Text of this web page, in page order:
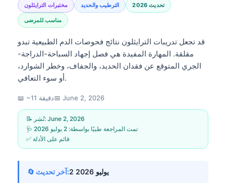
مختبرات الترايثلون الترطيب والحديد تحديث 2026
مناسب للمرضى
قد تجعل تدريبات الترايثلون نتائج فحوصات الدم الطبيعية تبدو
مقلقة. المهارة المفيدة هي فصل إجهاد السباحة-الدراجة-
الجري المتوقع عن فقدان الحديد، والجفاف، وخطر الشوارد،
أو سوء التعافي.
📖 ~11 دقيقة📅 June 2, 2026
📝 نُشر: June 2, 2026
🩺 تمت المراجعة طبيًا بواسطة: 2 يوليو 2026
✅ قائم على الأدلة
🔄 آخر تحديث: 2 يوليو 2026